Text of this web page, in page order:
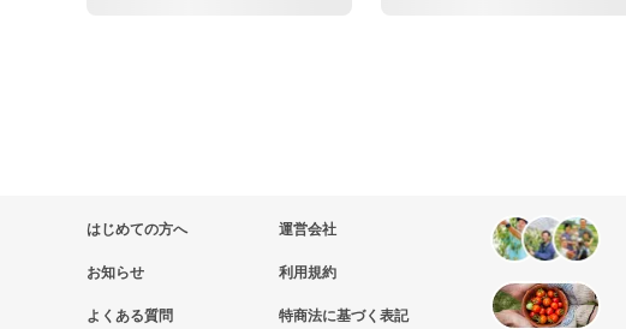
はじめての方へ
お知らせ
よくある質問
運営会社
利用規約
特商法に基づく表記